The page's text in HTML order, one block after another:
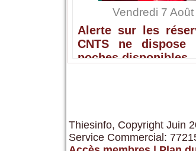
Vendredi 7
Alerte sur les
CNTS ne
poches disponibles
Thiesinfo, Copyright Juin
Service Commercial: